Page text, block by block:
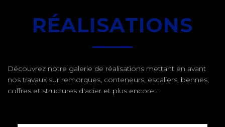
RÉALISATIONS
Découvrez notre galerie de réalisations mettant en avant
nos travaux sur remorques, conteneurs, escaliers, bennes,
coffres et structures d'acier et plus encore...